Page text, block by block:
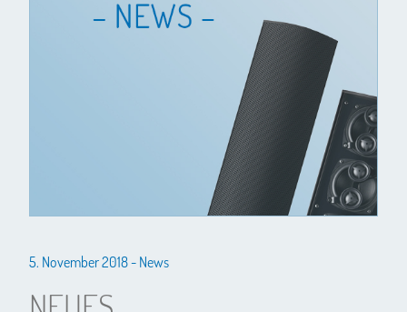
5. November 2018 - News